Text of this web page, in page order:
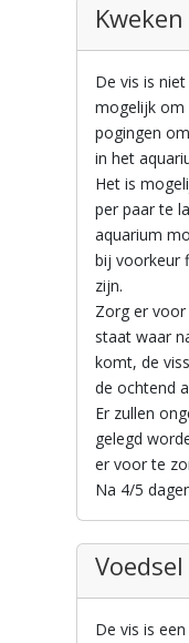
Kweken
De vis is
mogelijk om
pogingen
in het
Het is
per paar te
aquarium
bij voorkeur
zijn.
Zorg er
staat waar
komt, de
de ochtend
Er zullen
gelegd
er voor te
Na 4/5
Voedsel
De vis is